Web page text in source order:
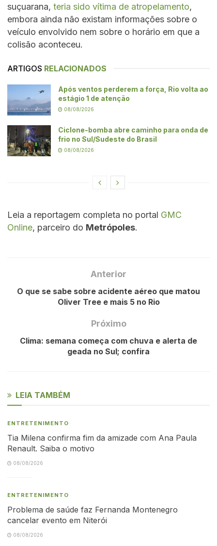
suçuarana, teria sido vítima de atropelamento,
embora ainda não existam informações sobre o
veículo envolvido nem sobre o horário em que a
colisão aconteceu.
ARTIGOS RELACIONADOS
Após ventos perderem a força, Rio volta ao
estágio 1 de atenção
08/08/2026
Ciclone-bomba abre caminho para onda de
frio no Sul/Sudeste do Brasil
08/08/2026
Leia a reportagem completa no portal GMC
Online, parceiro do Metrópoles.
Anterior
O que se sabe sobre acidente aéreo que matou
Oliver Tree e mais 5 no Rio
Próximo
Clima: semana começa com chuva e alerta de
geada no Sul; confira
LEIA TAMBÉM
ENTRETENIMENTO
Tia Milena confirma fim da amizade com Ana Paula
Renault. Saiba o motivo
08/08/2026
ENTRETENIMENTO
Problema de saúde faz Fernanda Montenegro
cancelar evento em Niterói
08/08/2026